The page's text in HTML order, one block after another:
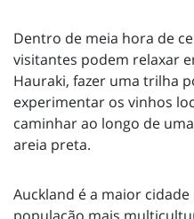
Dentro de meia hora de
visitantes podem relaxar
Hauraki, fazer uma trilha
experimentar os vinhos
caminhar ao longo de
areia preta.
Auckland é a maior